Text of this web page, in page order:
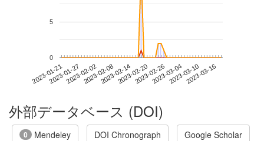
2023-01-212023-01-272023-02-022023-02-082023-02-142023-02-202023-02-262023-03-042023-03-102023-03-16
0
5
外部データベース (DOI)
0 Mendeley DOI Chronograph Google Scholar